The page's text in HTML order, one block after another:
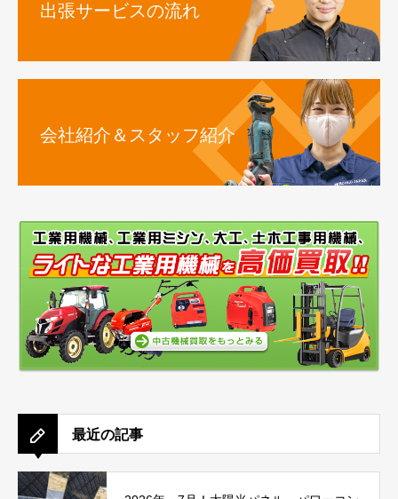
出張サービスの流れ
会社紹介＆スタッフ紹介
最近の記事